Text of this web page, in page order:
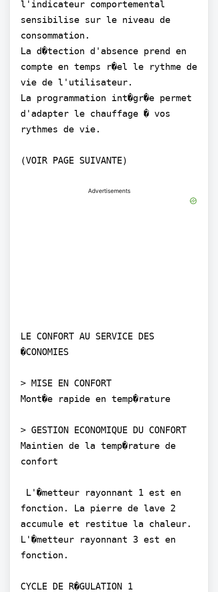
l'indicateur comportemental
sensibilise sur le niveau de
consommation.
La d�tection d'absence prend en
compte en temps r�el le rythme de
vie de l'utilisateur.
La programmation int�gr�e permet
d'adapter le chauffage � vos
rythmes de vie.
Advertisements
LE CONFORT AU SERVICE DES
�CONOMIES
> MISE EN CONFORT
Mont�e rapide en temp�rature
> GESTION ECONOMIQUE DU CONFORT
Maintien de la temp�rature de
confort
fonction. La pierre de lave 2
accumule et restitue la chaleur.
L'�metteur rayonnant 3 est en
fonction.
CYCLE DE R�GULATION 1